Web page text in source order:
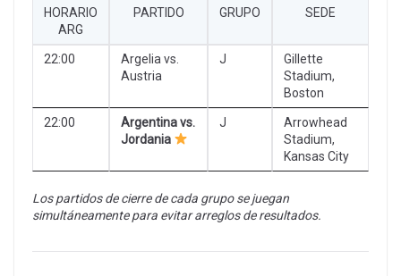
HORARIO
ARG
PARTIDO GRUPO SEDE
22:00
Argelia vs.
Austria
J
Gillette
Stadium,
Boston
22:00
Argentina vs.
Jordania
J
Arrowhead
Stadium,
Kansas City
Los partidos de cierre de cada grupo se juegan
simultáneamente para evitar arreglos de resultados.